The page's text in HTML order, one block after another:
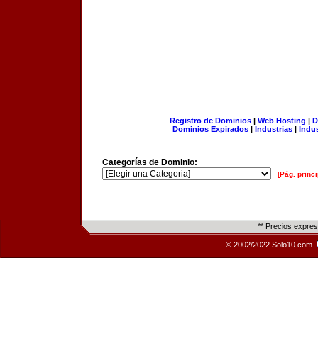
Registro de Dominios| Web Hosting |
Dominios Expirados | Industrias |
Categorías de Dominio:
[Pág.
** Precios
© 2002/2022 Solo10.com